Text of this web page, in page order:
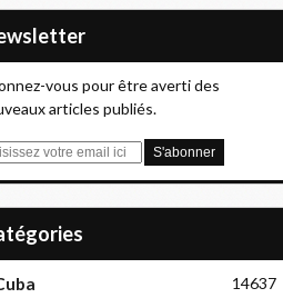
vous pour être averti des
articles publiés.
14637